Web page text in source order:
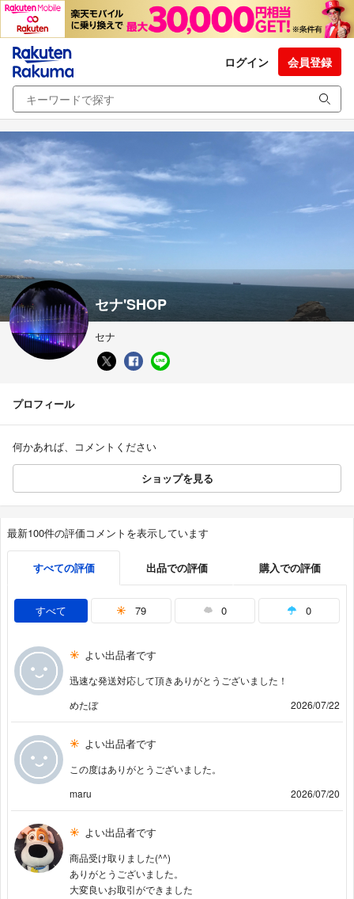
ログイン 会員登録
セナ'SHOP
セナ
プロフィール
何かあれば、コメントください
ショップを見る
最新100件の評価コメントを表示しています
すべての評価 出品での評価 購入での評価
すべて 79 0 0
よい出品者です
迅速な発送対応して頂きありがとうございました！
めたぼ
2026/07/22
よい出品者です
この度はありがとうございました。
maru
2026/07/20
よい出品者です
商品受け取りました(^^)
ありがとうございました。
大変良いお取引ができました